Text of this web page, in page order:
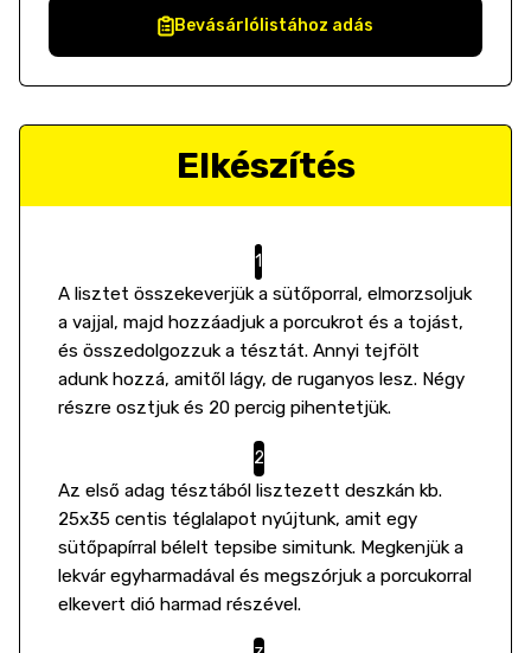
Bevásárlólistához adás
Elkészítés
A lisztet összekeverjük a sütőporral, elmorzsoljuk
a vajjal, majd hozzáadjuk a porcukrot és a tojást,
és összedolgozzuk a tésztát. Annyi tejfölt
adunk hozzá, amitől lágy, de ruganyos lesz. Négy
részre osztjuk és 20 percig pihentetjük.
Az első adag tésztából lisztezett deszkán kb.
25x35 centis téglalapot nyújtunk, amit egy
sütőpapírral bélelt tepsibe simitunk. Megkenjük a
lekvár egyharmadával és megszórjuk a porcukorral
elkevert dió harmad részével.